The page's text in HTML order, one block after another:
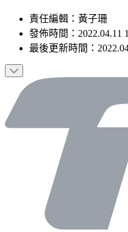
責任編輯 ： 黃子珊
發佈時間： 2022.04.11
最後更新時間：